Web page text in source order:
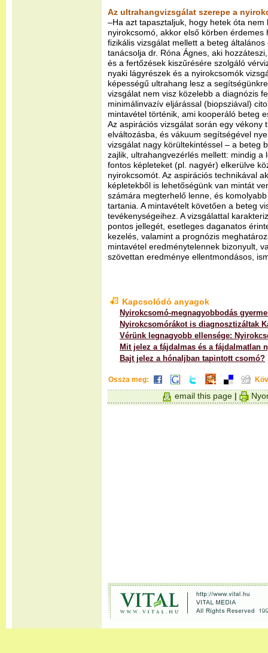
Az ultrahangvizsgálat szerepe a
–Ha azt tapasztaljuk, hogy hetek óta
nyirokcsomó, akkor első körben érdemes
fizikális vizsgálat mellett a beteg
tanácsolja dr. Róna Ágnes, aki
és a fertőzések kiszűrésére szolgáló
nyaki lágyrészek és a nyirokcsomók
képességű ultrahang lesz a
vizsgálat nem visz közelebb a diagnózis
minimálinvazív eljárással (biopsziával)
mintavétel történik, ami kooperáló beteg
Az aspirációs vizsgálat során egy vékony
elváltozásba, és vákuum segítségével
vizsgálat nagy körültekintéssel – a beteg
zajlik, ultrahangvezérlés mellett: mindig a
fontos képleteket (pl. nagyér) elkerülve
nyirokcsomót. Az aspirációs technikával
képletekből is lehetőségünk van mintát
számára megterhelő lenne, és
tartania. A mintavételt követően a beteg
tevékenységeihez. A vizsgálattal
pontos jellegét, esetleges daganatos
kezelés, valamint a prognózis
mintavétel eredménytelennek bizonyult,
szövettan eredménye ellentmondásos,
Kapcsolódó anyagok
Nyirokcsomó-megnagyobbodás
Nyirokcsomórákot is diagnosztizáltak
Vérünk legnagyobb ellensége:
Mit jelez a fájdalmas és a fájdalmatlan
Bajt jelez a hónaljban tapintott csomó?
Ossza meg:
email this page|